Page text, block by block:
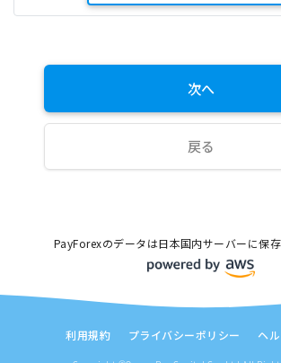
次へ
戻る
PayForexのデータは日本国内サーバーに保
利用規約 プライバシーポリシー ヘ